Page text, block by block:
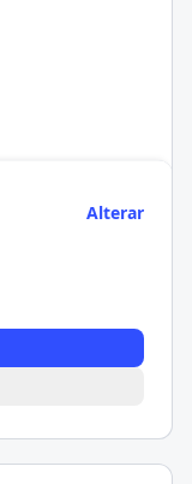
Alterar